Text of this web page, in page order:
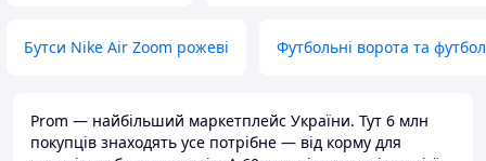
Бутси Nike Air Zoom рожеві Футбольні ворота та
Prom — найбільший маркетплейс України. Тут 6 млн
покупців знаходять усе потрібне — від корму для